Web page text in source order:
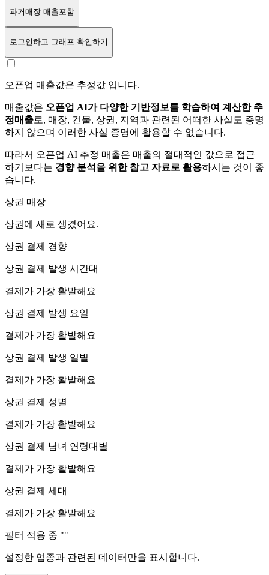
과거매장 매출포함
로그인하고 그래프 확인하기
오픈업 매출값은 추정값 입니다.
매출값은 오픈업 AI가 다양한 기반정보를 학습하여 계산한 추
정매출로, 매장, 건물, 상권, 지역과 관련된 어떠한 사실도 증명
하지 않으며 이러한 사실 증명에 활용할 수 없습니다.
따라서 오픈업 AI 추정 매출은 매출의 절대적인 값으로 접근
하기보다는 경향 분석을 위한 참고 자료로 활용하시는 것이 좋
습니다.
상권 매장
상권에 새로 생겼어요.
상권 결제 경향
상권 결제 발생 시간대
결제가 가장 활발해요
상권 결제 발생 요일
결제가 가장 활발해요
상권 결제 발생 일별
결제가 가장 활발해요
상권 결제 성별
결제가 가장 활발해요
상권 결제 남녀 연령대별
결제가 가장 활발해요
상권 결제 세대
결제가 가장 활발해요
필터 적용 중 ""
설정한 업종과 관련된 데이터만을 표시합니다.